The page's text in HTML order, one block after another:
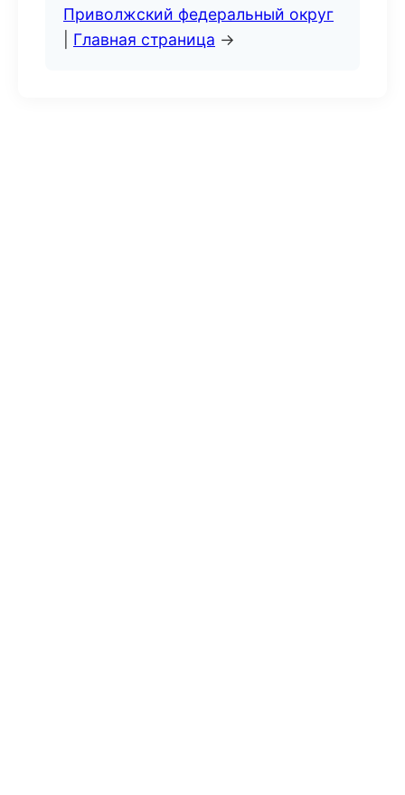
Приволжский федеральный округ
Главная страница →